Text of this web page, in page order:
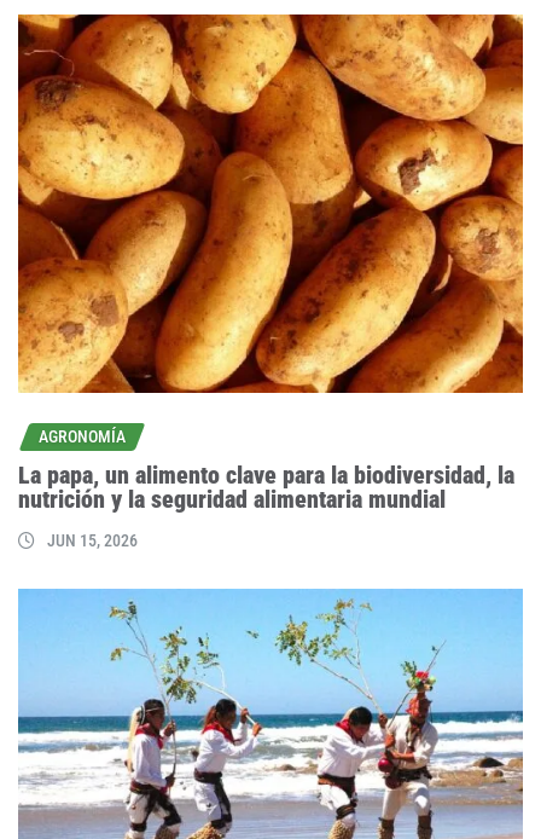
AGRONOMÍA
La papa, un alimento clave para la biodiversidad, la
nutrición y la seguridad alimentaria mundial
JUN 15, 2026